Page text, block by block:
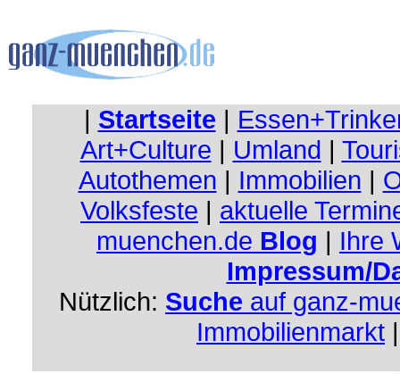
| Startseite |
Art+Culture | Umland |
Autothemen | Immobilien |
Volksfeste | aktuelle
muenchen.de Blog | Ihre
Impressum/
Nützlich: Suche auf ganz-
Immobilienmarkt